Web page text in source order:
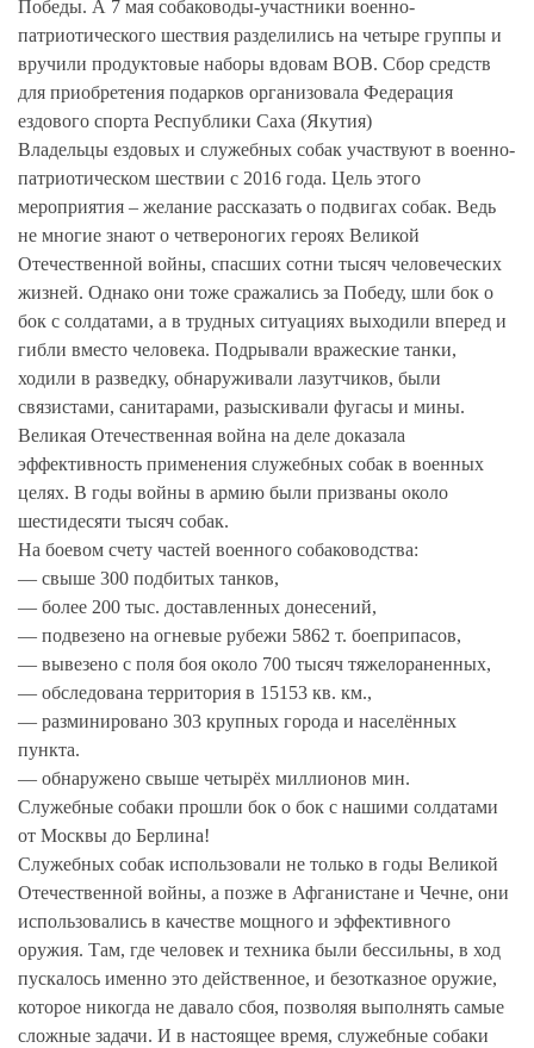
Победы. А 7 мая собаководы-участники военно-
патриотического шествия разделились на четыре группы и
вручили продуктовые наборы вдовам ВОВ. Сбор средств
для приобретения подарков организовала Федерация
ездового спорта Республики Саха (Якутия)
Владельцы ездовых и служебных собак участвуют в военно-
патриотическом шествии с 2016 года. Цель этого
мероприятия – желание рассказать о подвигах собак. Ведь
не многие знают о четвероногих героях Великой
Отечественной войны, спасших сотни тысяч человеческих
жизней. Однако они тоже сражались за Победу, шли бок о
бок с солдатами, а в трудных ситуациях выходили вперед и
гибли вместо человека. Подрывали вражеские танки,
ходили в разведку, обнаруживали лазутчиков, были
связистами, санитарами, разыскивали фугасы и мины.
Великая Отечественная война на деле доказала
эффективность применения служебных собак в военных
целях. В годы войны в армию были призваны около
шестидесяти тысяч собак.
На боевом счету частей военного собаководства:
— свыше 300 подбитых танков,
— более 200 тыс. доставленных донесений,
— подвезено на огневые рубежи 5862 т. боеприпасов,
— вывезено с поля боя около 700 тысяч тяжелораненных,
— обследована территория в 15153 кв. км.,
— разминировано 303 крупных города и населённых
пункта.
— обнаружено свыше четырёх миллионов мин.
Служебные собаки прошли бок о бок с нашими солдатами
от Москвы до Берлина!
Служебных собак использовали не только в годы Великой
Отечественной войны, а позже в Афганистане и Чечне, они
использовались в качестве мощного и эффективного
оружия. Там, где человек и техника были бессильны, в ход
пускалось именно это действенное, и безотказное оружие,
которое никогда не давало сбоя, позволяя выполнять самые
сложные задачи. И в настоящее время, служебные собаки